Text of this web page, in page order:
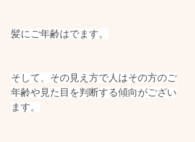
髪にご年齢はでます。
そして、その見え方で人はその方のご
年齢や見た目を判断する傾向がござい
ます。